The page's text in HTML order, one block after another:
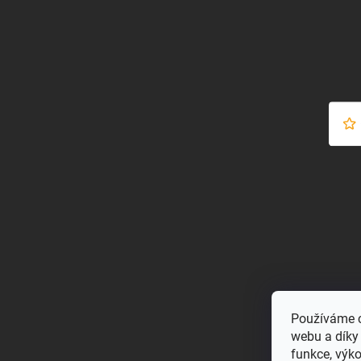
Používáme
webu a
funkce,